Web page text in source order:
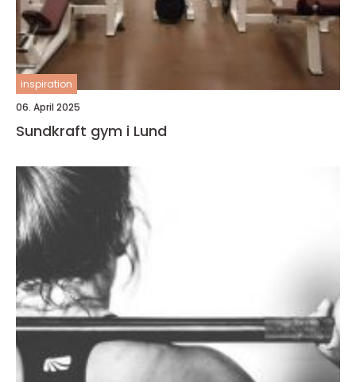
inspiration
06. April 2025
Sundkraft gym i Lund